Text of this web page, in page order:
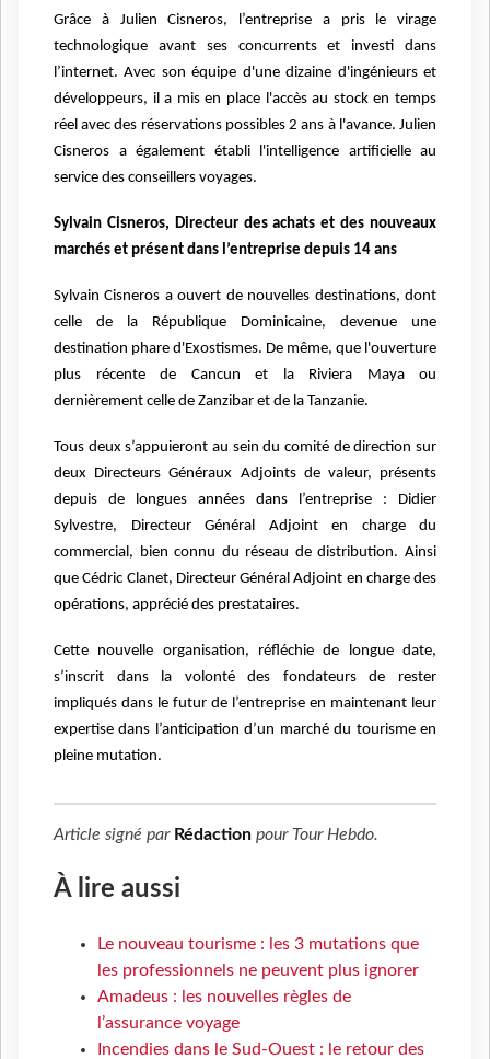
Grâce à Julien Cisneros, l’entreprise a pris le virage
technologique avant ses concurrents et investi dans
l’internet. Avec son équipe d'une dizaine d'ingénieurs et
développeurs, il a mis en place l'accès au stock en temps
réel avec des réservations possibles 2 ans à l'avance. Julien
Cisneros a également établi l'intelligence artificielle au
service des conseillers voyages.
Sylvain Cisneros, Directeur des achats et des nouveaux
marchés et présent dans l’entreprise depuis 14 ans
Sylvain Cisneros a ouvert de nouvelles destinations, dont
celle de la République Dominicaine, devenue une
destination phare d'Exostismes. De même, que l'ouverture
plus récente de Cancun et la Riviera Maya ou
dernièrement celle de Zanzibar et de la Tanzanie.
Tous deux s’appuieront au sein du comité de direction sur
deux Directeurs Généraux Adjoints de valeur, présents
depuis de longues années dans l’entreprise :
Didier
Sylvestre, Directeur Général Adjoint en charge du
commercial, bien connu du réseau de distribution. Ainsi
queCédric Clanet, Directeur Général Adjoint en charge des
opérations, apprécié des prestataires.
Cette nouvelle organisation, réfléchie de longue date,
s’inscrit dans la volonté des fondateurs de rester
impliqués dans le futur de l’entreprise en maintenant leur
expertise dans l’anticipation d’un marché du tourisme en
pleine mutation.
Article signé par Rédaction pour Tour Hebdo.
À lire aussi
Le nouveau tourisme : les 3 mutations que
les professionnels ne peuvent plus ignorer
Amadeus : les nouvelles règles de
l’assurance voyage
Incendies dans le Sud-Ouest : le retour des